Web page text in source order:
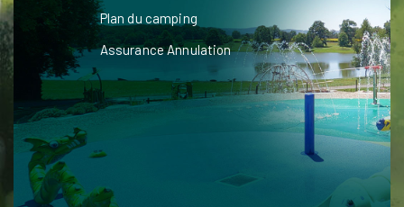
Plan du camping
Assurance Annulation